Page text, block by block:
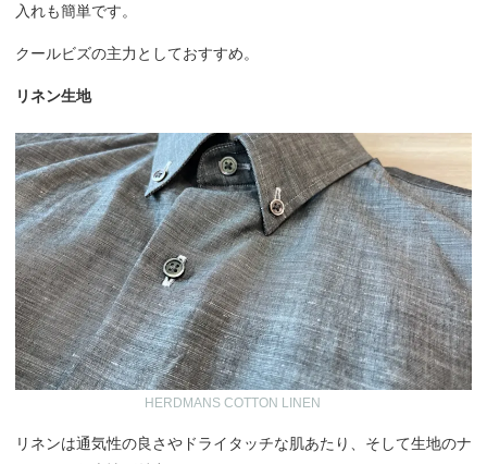
入れも簡単です。
クールビズの主力としておすすめ。
リネン生地
HERDMANS COTTON LINEN
リネンは通気性の良さやドライタッチな肌あたり、そして生地のナ